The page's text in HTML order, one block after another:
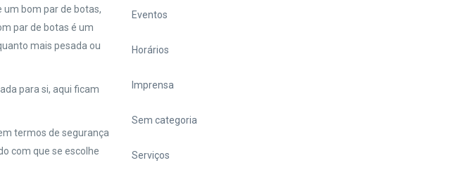
bom par de botas,
par de botas é um
mais pesada ou
para si, aqui ficam
termos de segurança
com que se escolhe
Eventos
Horários
Imprensa
Sem categoria
Serviços